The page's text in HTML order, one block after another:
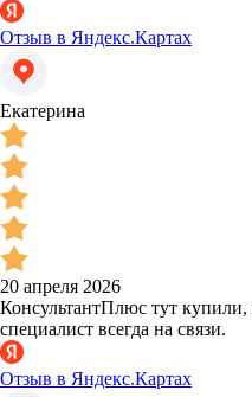
Отзыв в Яндекс.Картах
Екатерина
20 апреля 2026
КонсультантПлюс тут купили,
специалист всегда на связи.
Отзыв в Яндекс.Картах